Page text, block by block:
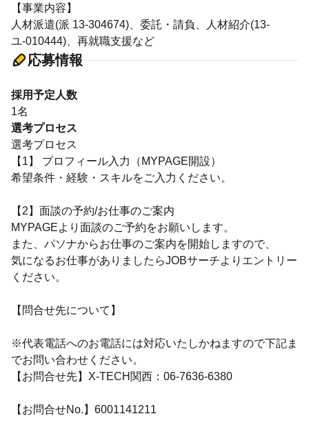
【事業内容】
人材派遣(派 13-304674)、委託・請負、人材紹介(13-
ユ-010444)、再就職支援など
応募情報
採用予定人数
1名
選考プロセス
選考プロセス
【1】 プロフィール入力（MYPAGE開設）
希望条件・経験・スキルをご入力ください。
【2】面談の予約/お仕事のご案内
MYPAGEより面談のご予約をお願いします。
また、パソナからお仕事のご案内を開始しますので、
気になるお仕事がありましたらJOBサーチよりエントリー
ください。
【問合せ先について】
※代表電話へのお電話には対応いたしかねますので下記ま
でお問い合わせください。
【お問合せ先】X-TECH関西：06-7636-6380
【お問合せNo.】6001141211